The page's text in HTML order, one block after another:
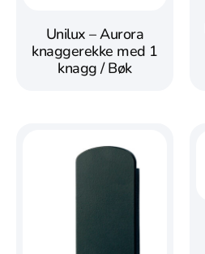
Unilux – Aurora
knaggerekke med 1
knagg / Bøk